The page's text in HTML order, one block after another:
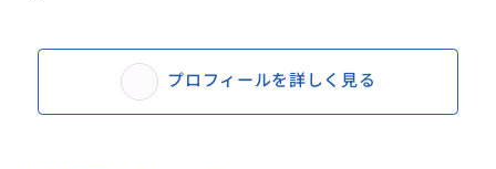
プロフィールを詳しく見る